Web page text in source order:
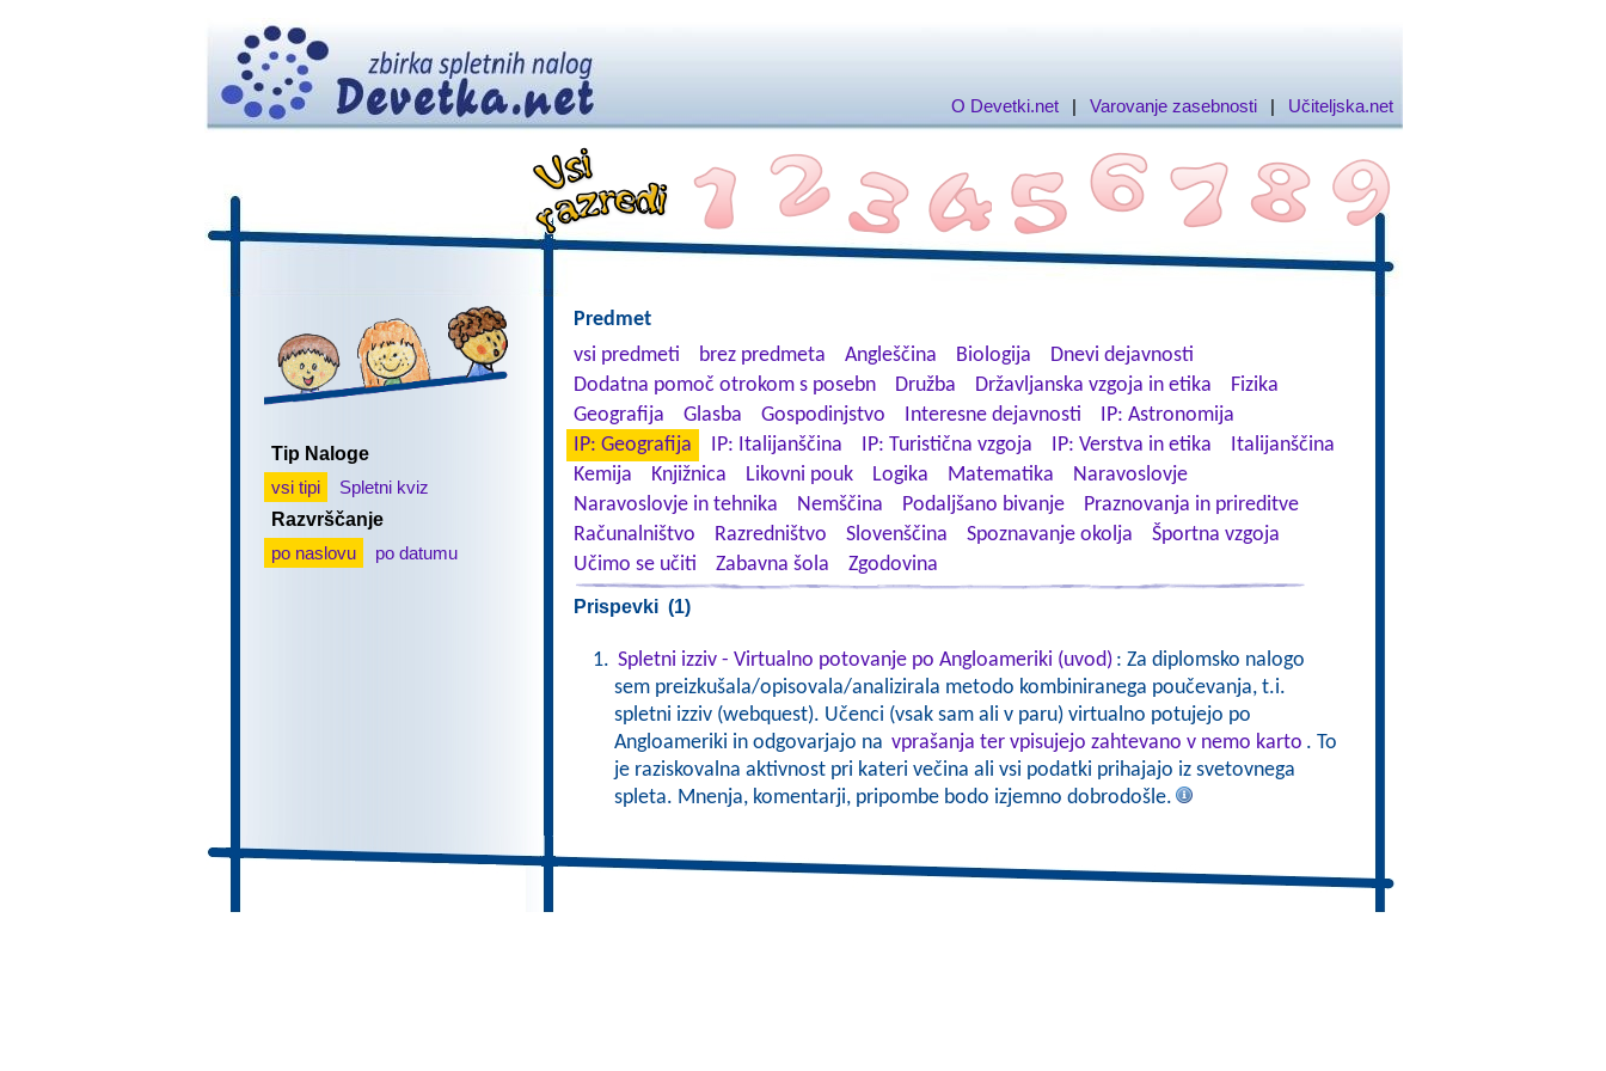
O Devetki.net | Varovanje zasebnosti | Učiteljska.net
Tip Naloge
vsi tipi
Spletni kviz
Razvrščanje
po naslovu
po datumu
Predmet
vsi predmeti
brez predmeta Angleščina Biologija
Dnevi dejavnosti
Dodatna pomoč otrokom s posebn
Družba Državljanska vzgoja in etika
Fizika
Geografija
Glasba Gospodinjstvo Interesne dejavnosti
IP: Astronomija
IP: Geografija
IP: Italijanščina IP: Turistična vzgoja IP: Verstva in etika
Italijanščina
Kemija
Knjižnica Likovni pouk Logika Matematika
Naravoslovje
Naravoslovje in tehnika
Nemščina Podaljšano bivanje
Praznovanja in prireditve
Računalništvo
Razredništvo Slovenščina Spoznavanje okolja
Športna vzgoja
Učimo se učiti
Zabavna šola Zgodovina
Prispevki (1)
Spletni izziv - Virtualno potovanje po Angloameriki (uvod) : Za diplomsko nalogo
sem preizkušala/opisovala/analizirala metodo kombiniranega poučevanja, t.i.
spletni izziv (webquest). Učenci (vsak sam ali v paru) virtualno potujejo po
Angloameriki in odgovarjajo na vprašanja ter vpisujejo zahtevano v nemo karto . To
je raziskovalna aktivnost pri kateri večina ali vsi podatki prihajajo iz svetovnega
spleta. Mnenja, komentarji, pripombe bodo izjemno dobrodošle.